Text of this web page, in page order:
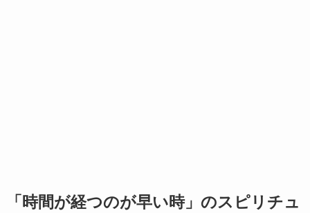
「時間が経つのが早い時」のスピリチュ